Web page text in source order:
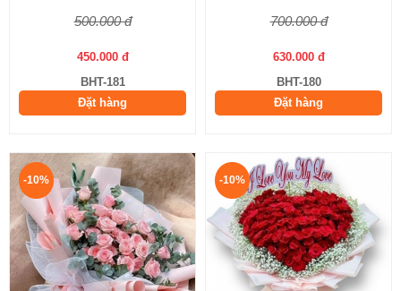
500.000 đ
450.000 đ
BHT-181
Đặt hàng
700.000 đ
630.000 đ
BHT-180
Đặt hàng
-10% -10%